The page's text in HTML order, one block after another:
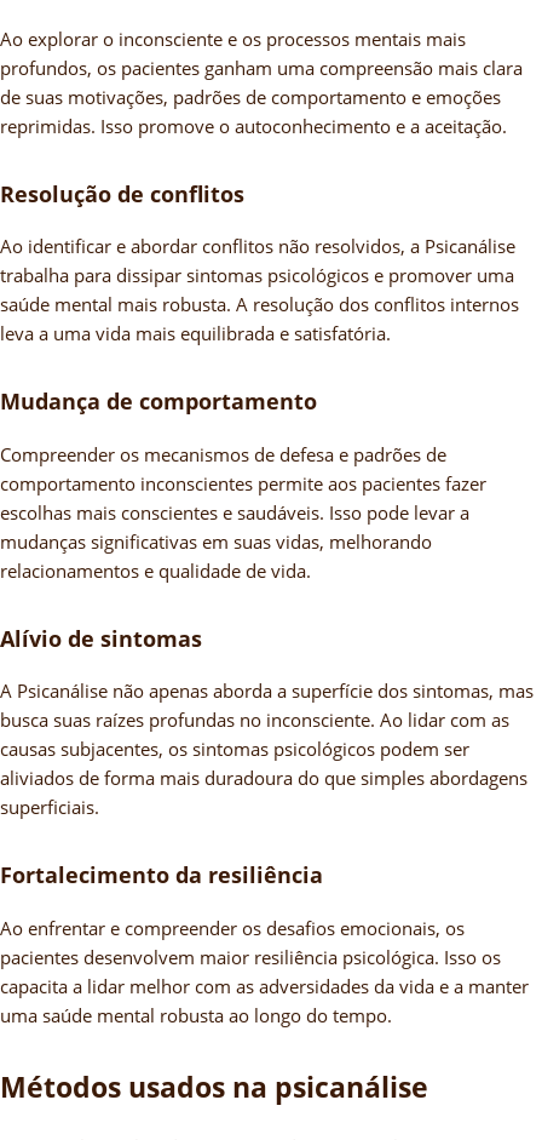
Ao explorar o inconsciente e os processos mentais mais
profundos, os pacientes ganham uma compreensão mais clara
de suas motivações, padrões de comportamento e emoções
reprimidas. Isso promove o autoconhecimento e a aceitação.
Resolução de conflitos
Ao identificar e abordar conflitos não resolvidos, a Psicanálise
trabalha para dissipar sintomas psicológicos e promover uma
saúde mental mais robusta. A resolução dos conflitos internos
leva a uma vida mais equilibrada e satisfatória.
Mudança de comportamento
Compreender os mecanismos de defesa e padrões de
comportamento inconscientes permite aos pacientes fazer
escolhas mais conscientes e saudáveis. Isso pode levar a
mudanças significativas em suas vidas, melhorando
relacionamentos e qualidade de vida.
Alívio de sintomas
A Psicanálise não apenas aborda a superfície dos sintomas, mas
busca suas raízes profundas no inconsciente. Ao lidar com as
causas subjacentes, os sintomas psicológicos podem ser
aliviados de forma mais duradoura do que simples abordagens
superficiais.
Fortalecimento da resiliência
Ao enfrentar e compreender os desafios emocionais, os
pacientes desenvolvem maior resiliência psicológica. Isso os
capacita a lidar melhor com as adversidades da vida e a manter
uma saúde mental robusta ao longo do tempo.
Métodos usados na psicanálise